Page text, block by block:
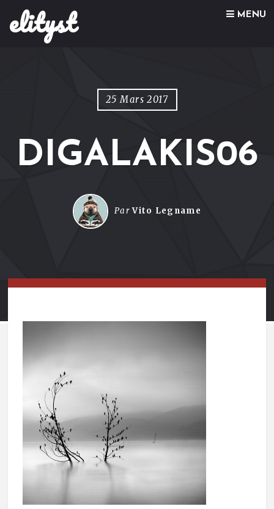
elityst MENU
Skip to content
25 Mars 2017
DIGALAKIS06
ParVito Legname